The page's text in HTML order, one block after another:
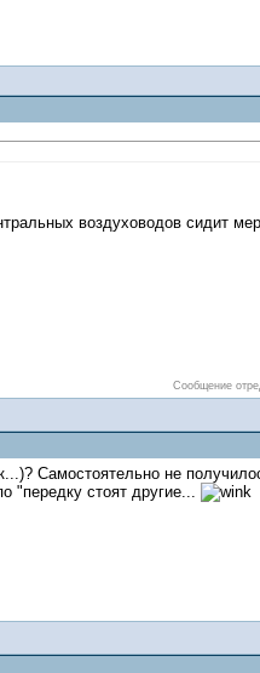
воздуховодов сидит
Сообщение
Самостоятельно не
"передку стоят другие...